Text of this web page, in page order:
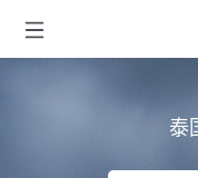
台湾
泰